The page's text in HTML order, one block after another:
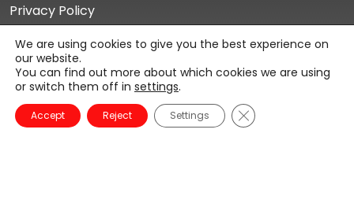
Privacy Policy
Cookie Policy
Legal Notice
About Us
Trabaja con nosotros
Technical Support
Contact
We are using cookies to give you the best experience on
our website.
You can find out more about which cookies we are using
or switch them off in settings.
Accept Reject Settings Close GDPR Cookie